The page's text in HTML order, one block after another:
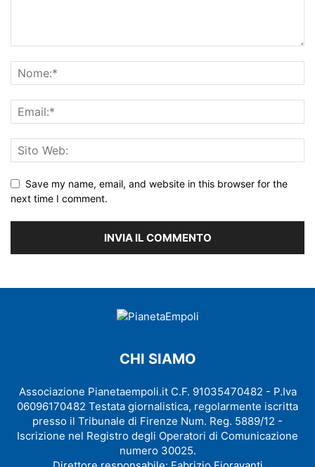
Save my name, email, and website in this browser for the
next time I comment.
CHI SIAMO
Associazione Pianetaempoli.it C.F. 91035470482 - P.Iva
06096170482 Testata giornalistica, regolarmente iscritta
presso il Tribunale di Firenze Num. Reg. 5889/12 -
Iscrizione nel Registro degli Operatori di Comunicazione
numero 30025.